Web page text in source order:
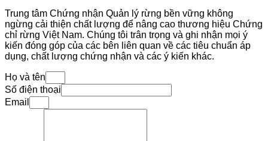
Trung tâm Chứng nhận Quản lý rừng bền vững không
ngừng cải thiện chất lượng để nâng cao thương hiệu Chứng
chỉ rừng Việt Nam. Chúng tôi trân trọng và ghi nhận mọi ý
kiến đóng góp của các bên liên quan về các tiêu chuẩn áp
dụng, chất lượng chứng nhận và các ý kiến khác.
Họ và tên
Số điện thoại
Email